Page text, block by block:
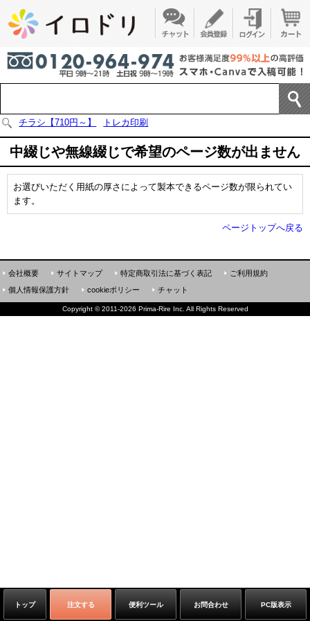
チラシ【710円～】 トレカ印刷
中綴じや無線綴じで希望のページ数が出ません
お選びいただく用紙の厚さによって製本できるページ数が限られてい
ます。
ページトップへ戻る
トップ 注文する 便利ツール お問合わせ PC版表示
会社概要 サイトマップ 特定商取引法に基づく表記
ご利用規約
個人情報保護方針
cookieポリシー チャット
Copyright ©2011-2026 Prima-Rire Inc. All Rights Reserved